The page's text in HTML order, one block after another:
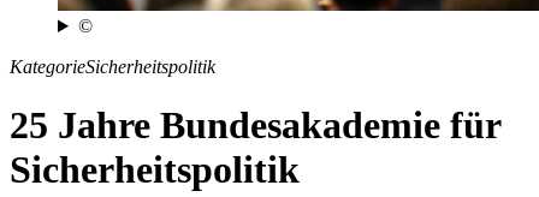
©
KategorieSicherheitspolitik
25 Jahre Bundesakademie für
Sicherheitspolitik